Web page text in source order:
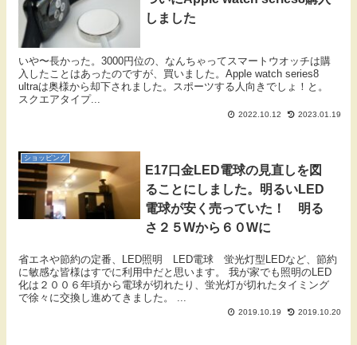
しました
いや〜長かった。3000円位の、なんちゃってスマートウオッチは購
入したことはあったのですが、買いました。Apple watch series8
ultraは奥様から却下されました。スポーツする人向きでしょ！と。
スクエアタイプ...
2022.10.12 2023.01.19
ショッピング
E17口金LED電球の見直しを図
ることにしました。明るいLED
電球が安く売っていた！ 明る
さ２５Wから６０Wに
省エネや節約の定番、LED照明 LED電球 蛍光灯型LEDなど、節約
に敏感な皆様はすでに利用中だと思います。 我が家でも照明のLED
化は２００６年頃から電球が切れたり、蛍光灯が切れたタイミング
で徐々に交換し進めてきました。 ...
2019.10.19 2019.10.20